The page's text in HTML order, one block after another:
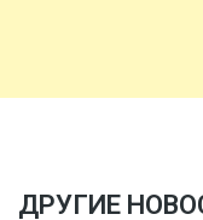
ДРУГИЕ